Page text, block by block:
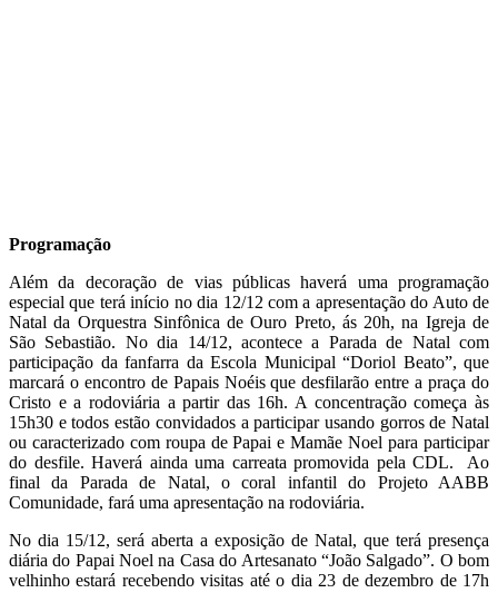
Programação
Além da decoração de vias públicas haverá uma programação
especial que terá início no dia 12/12 com a apresentação do Auto de
Natal da Orquestra Sinfônica de Ouro Preto, ás 20h, na Igreja de
São Sebastião. No dia 14/12, acontece a Parada de Natal com
participação da fanfarra da Escola Municipal “Doriol Beato”, que
marcará o encontro de Papais Noéis que desfilarão entre a praça do
Cristo e a rodoviária a partir das 16h. A concentração começa às
15h30 e todos estão convidados a participar usando gorros de Natal
ou caracterizado com roupa de Papai e Mamãe Noel para participar
do desfile. Haverá ainda uma carreata promovida pela CDL. Ao
final da Parada de Natal, o coral infantil do Projeto AABB
Comunidade, fará uma apresentação na rodoviária.
No dia 15/12, será aberta a exposição de Natal, que terá presença
diária do Papai Noel na Casa do Artesanato “João Salgado”. O bom
velhinho estará recebendo visitas até o dia 23 de dezembro de 17h